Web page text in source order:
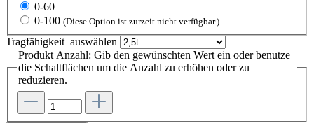
0-60
0-100 (Diese Option ist zurzeit nicht verfügbar.)
Tragfähigkeit auswählen
Produkt Anzahl: Gib den gewünschten Wert ein oder benutze
die Schaltflächen um die Anzahl zu erhöhen oder zu
reduzieren.